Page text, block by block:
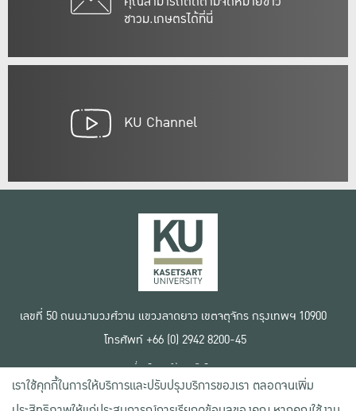
ชาวม.เกษตรได้ที่นี่
KU Channel
เลขที่ 50 ถนนงามวงศ์วาน แขวงลาดยาว เขตจตุจักร กรุงเทพฯ 10900
โทรศัพท์ +66 (0) 2942 8200-45
เงื่อนไขการใช้งานเว็บไซต์
ข้อตกลงด้านสิทธิ์ใช้งาน
นโยบายความเป็นส่วนตัว
เราใช้คุกกี้ในการให้บริการและปรับปรุงบริการของเรา ตลอดจนเพิ่ม